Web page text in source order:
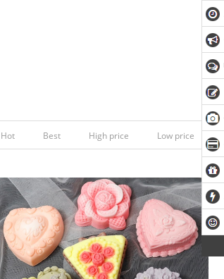
Hot Best High price Low price